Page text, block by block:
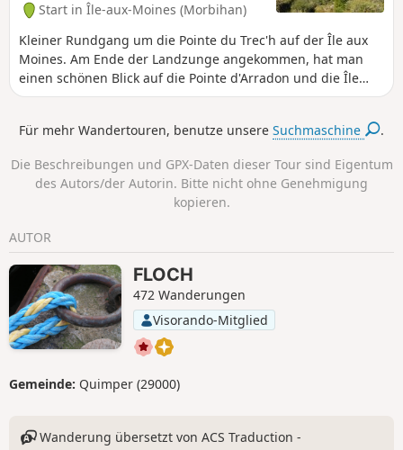
Start in Île-aux-Moines (Morbihan)
Kleiner Rundgang um die Pointe du Trec'h auf der Île aux
Moines. Am Ende der Landzunge angekommen, hat man
einen schönen Blick auf die Pointe d'Arradon und die Île
d'Arz, umgeben von der Ruhe und Schönheit des Golfs von
Für mehr Wandertouren, benutze unsereSuchmaschine .
Die Beschreibungen und GPX-Daten dieser Tour sind Eigentum
des Autors/der Autorin. Bitte nicht ohne Genehmigung
kopieren.
AUTOR
FLOCH
472 Wanderungen
Visorando-Mitglied
Gemeinde: Quimper (29000)
Wanderung übersetzt von ACS Traduction -